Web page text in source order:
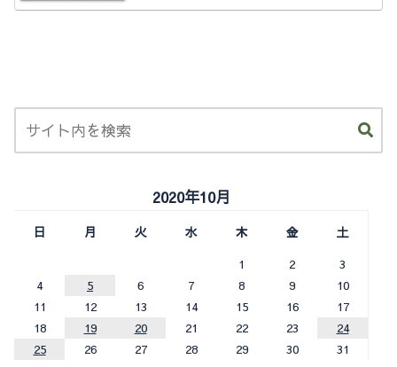
2020年10月
日 月 火 水 木 金
土
1
2
3
4
5 6 7 8 9
10
11
12 13 14 15 16
17
18
19 20 21 22 23
24
25
26 27 28 29 30 31